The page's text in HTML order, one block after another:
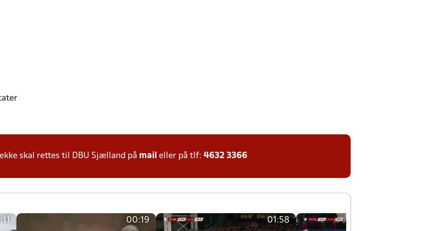
skal rettes til DBU Sjælland på mail eller på tlf: 4632 3366
00:19 01:58